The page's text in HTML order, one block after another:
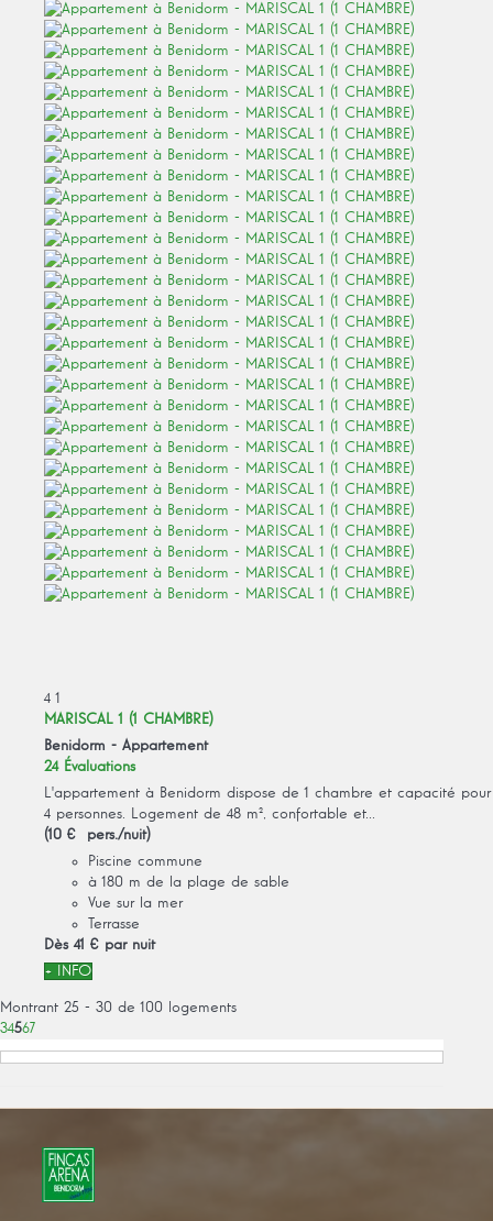
4 1
MARISCAL 1 (1 CHAMBRE)
Benidorm - Appartement
24 Évaluations
L'appartement à Benidorm dispose de 1 chambre et capacité pour
4 personnes. Logement de 48 m², confortable et...
(10 € pers./nuit)
Piscine commune
à 180 m de la plage de sable
Vue sur la mer
Terrasse
Dès 41 € par nuit
+ INFO
Montrant 25 - 30 de 100 logements
34567